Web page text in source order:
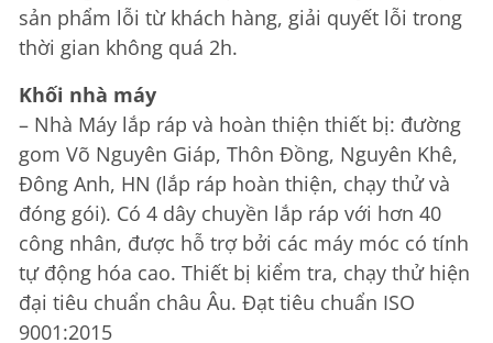
sản phẩm lỗi từ khách hàng, giải quyết lỗi trong
thời gian không quá 2h.
Khối nhà máy
– Nhà Máy lắp ráp và hoàn thiện thiết bị: đường
gom Võ Nguyên Giáp, Thôn Đồng, Nguyên Khê,
Đông Anh, HN (lắp ráp hoàn thiện, chạy thử và
đóng gói). Có 4 dây chuyền lắp ráp với hơn 40
công nhân, được hỗ trợ bởi các máy móc có tính
tự động hóa cao. Thiết bị kiểm tra, chạy thử hiện
đại tiêu chuẩn châu Âu. Đạt tiêu chuẩn ISO
9001:2015